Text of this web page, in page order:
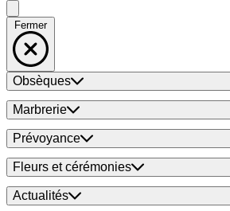
Fermer
Obsèques
Marbrerie
Prévoyance
Fleurs et cérémonies
Actualités